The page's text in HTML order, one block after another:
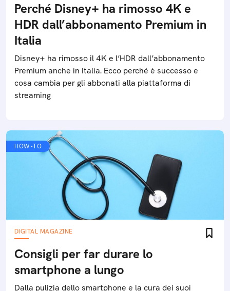
Perché Disney+ ha rimosso 4K e
HDR dall’abbonamento Premium in
Italia
Disney+ ha rimosso il 4K e l’HDR dall’abbonamento
Premium anche in Italia. Ecco perché è successo e
cosa cambia per gli abbonati alla piattaforma di
streaming
HOW-TO
DIGITAL MAGAZINE
Consigli per far durare lo
smartphone a lungo
Dalla pulizia dello smartphone e la cura dei suoi